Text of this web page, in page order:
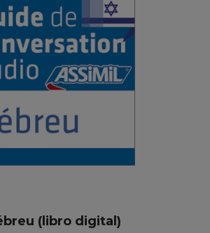
(libro digital)